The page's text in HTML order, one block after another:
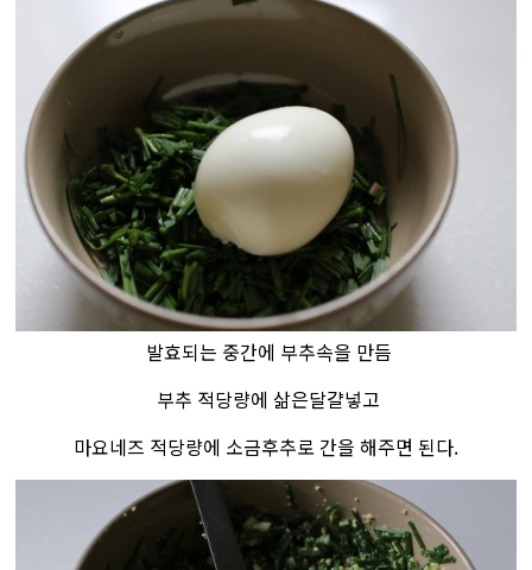
발효되는 중간에 부추속을 만듬
부추 적당량에 삶은달걀넣고
마요네즈 적당량에 소금후추로 간을 해주면 된다.